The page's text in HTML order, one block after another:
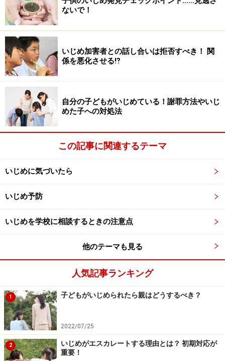
じめの事実を隠したりしないようにするためです。でき
れば、いじめを見たことがあるいわゆる傍観者の話も聞
き取れるとよいです。まず、15分間で区切るというの
も、聞き取った内容を検証して、事実を確定するために
積み重ねていくことになるからです。
加害者の発言を検討し、いじめの事実を確
定し、認定させる
聞き取りの結果を情報交換、再検証
りの結果を情報交換、再検証、聞き取りをした教師が再
度集合し情報交換、矛盾点の分析を行います。傍観者か
て、その情報交換・分析をもとに、再度、15分ずつ「聞
き取り」を繰り返します。そして、事実を確定していく
のです。いじめの全体像がつかめたところで、加害者に
「いじめ」を認めさせます。ここまでは大変重要です
が、ここで終わらせますと、報復や感情的なしこりが残
りますので、ここから先の詰めが非常に重要です。
ないで！
いじめ加害者との話し合いは拒否すべき！ 関
係を悪化させる⁉
自分の子どもがいじめている！謝罪方法やいじ
めた子への対処法
この記事に関連するテーマ
いじめに気づいたら
いじめ予防
いじめを学校に相談するときの注意点
他のテーマも見る
人気記事ランキング
1 子どもがいじめられたら親はどうするべき？
2022/07/25
2
いじめがエスカレートする理由とは？ 初期対応が
重要！